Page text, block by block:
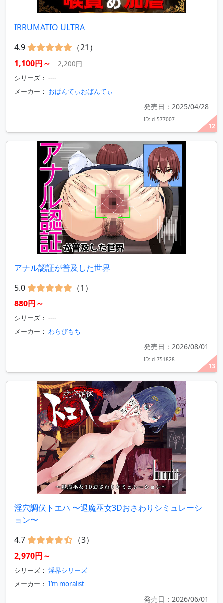
12
IRRUMATIO ULTRA
4.9
（21）
1,100円～
2,200円
シリーズ： ----
メーカー： おぱんてぃおぱんてぃ
発売日：2025/04/28
ID: d_577007
13
アナル認証が普及した世界
5.0
（1）
880円～
シリーズ： ----
メーカー： わらびもち
発売日：2026/08/01
ID: d_751828
淫穴調伏トエハ 〜退魔巫女3Dおさわりシミュレーシ
ョン〜
4.7
（3）
2,970円～
シリーズ： 淫界シリーズ
メーカー： I’m moralist
発売日：2026/06/01